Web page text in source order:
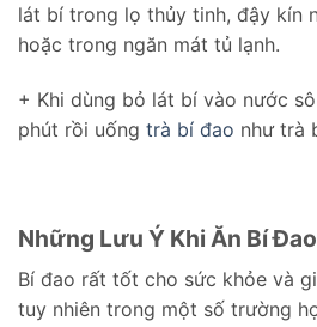
lát bí trong lọ thủy tinh, đậy kín
hoặc trong ngăn mát tủ lạnh.
+ Khi dùng bỏ lát bí vào nước
phút rồi uống trà bí đao như trà
Những Lưu Ý Khi Ăn Bí Đao
Bí đao rất tốt cho sức khỏe và
tuy nhiên trong một số trường